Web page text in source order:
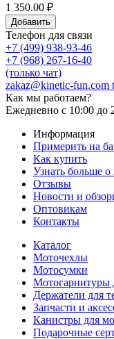
1 350.00 ₽
Добавить
Телефон для связи
+7 (499) 938-93-46
+7 (968) 267-16-40
(только чат)
zakaz@kinetic-fun.com
Как мы работаем?
Ежедневно с 10:00 до
Информация
Примерить на
Как купить
Узнать больше о
Отзывы
Новости и
Оптовикам
Контакты
Каталог
Моточехлы
Мотосумки
Мотогарнитуры
Держатели для
Запчасти и
Канистры для
Подарочные